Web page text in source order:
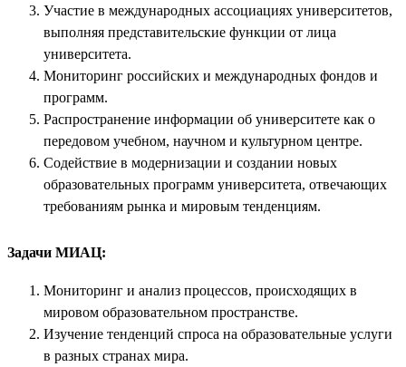
Участие в международных ассоциациях университетов,
выполняя представительские функции от лица
университета.
Мониторинг российских и международных фондов и
программ.
Распространение информации об университете как о
передовом учебном, научном и культурном центре.
Содействие в модернизации и создании новых
образовательных программ университета, отвечающих
требованиям рынка и мировым тенденциям.
Задачи МИАЦ:
Мониторинг и анализ процессов, происходящих в
мировом образовательном пространстве.
Изучение тенденций спроса на образовательные услуги
в разных странах мира.